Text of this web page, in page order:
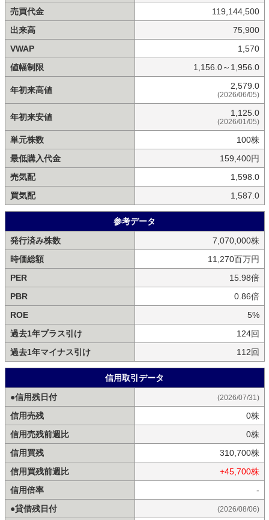
売買代金
119,144,500
出来高
75,900
VWAP
1,570
値幅制限
1,156.0～1,956.0
年初来高値 2,579.0
(2026/06/05)
年初来安値 1,125.0
(2026/01/05)
単元株数
100株
最低購入代金
159,400円
売気配
1,598.0
買気配
1,587.0
参考データ
発行済み株数
7,070,000株
時価総額
11,270百万円
PER
15.98倍
PBR
0.86倍
ROE
5%
過去1年プラス引け
124回
過去1年マイナス引け
112回
信用取引データ
●信用残日付
(2026/07/31)
信用売残
0株
信用売残前週比
0株
信用買残
310,700株
信用買残前週比
+45,700株
信用倍率
-
●貸借残日付
(2026/08/06)